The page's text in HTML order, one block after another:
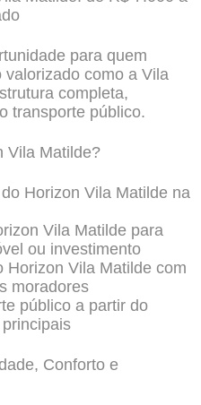
para quem
como a Vila
completa,
transporte público.
Vila Matilde?
Horizon Vila Matilde na
Vila Matilde para
ou investimento
Horizon Vila Matilde com
moradores
público a partir do
Conforto e